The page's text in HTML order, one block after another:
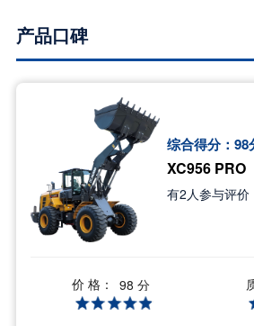
产品口碑
综合得分： 98
XC956 PRO
有2人参与评价
价 格： 98 分